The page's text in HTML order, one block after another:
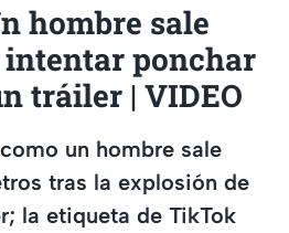
hombre sale
ponchar
tráiler | VIDEO
un hombre sale
tras la explosión de
la etiqueta de TikTok